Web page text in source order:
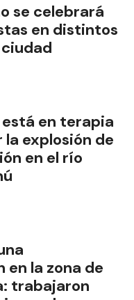
se celebrará
en distintos
está en terapia
explosión de
en el río
la zona de
trabajaron